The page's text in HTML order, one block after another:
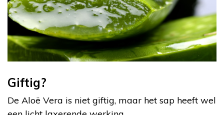
Giftig?
De Aloë Vera is niet giftig, maar het sap heeft wel